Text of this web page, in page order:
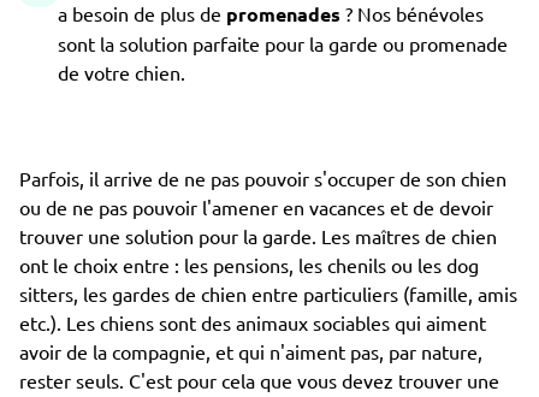
a besoin de plus de promenades ? Nos bénévoles
sont la solution parfaite pour la garde ou promenade
de votre chien.
Parfois, il arrive de ne pas pouvoir s'occuper de son chien
ou de ne pas pouvoir l'amener en vacances et de devoir
trouver une solution pour la garde. Les maîtres de chien
ont le choix entre : les pensions, les chenils ou les dog
sitters, les gardes de chien entre particuliers (famille, amis
etc.). Les chiens sont des animaux sociables qui aiment
avoir de la compagnie, et qui n'aiment pas, par nature,
rester seuls. C'est pour cela que vous devez trouver une